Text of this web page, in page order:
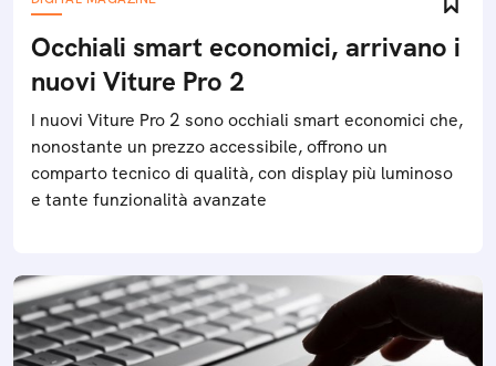
Occhiali smart economici, arrivano i
nuovi Viture Pro 2
I nuovi Viture Pro 2 sono occhiali smart economici che,
nonostante un prezzo accessibile, offrono un
comparto tecnico di qualità, con display più luminoso
e tante funzionalità avanzate